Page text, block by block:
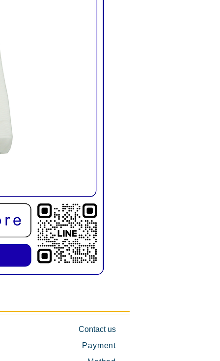
Contact us
Payment